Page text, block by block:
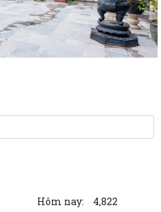
Hôm nay: 4,822